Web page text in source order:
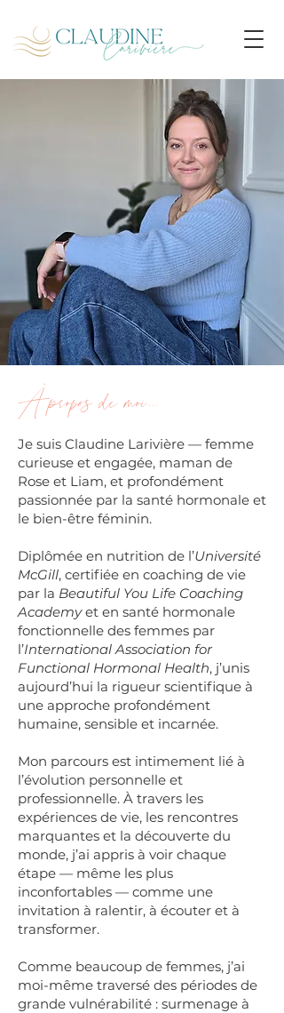
À propos de moi...
Je suis Claudine Larivière — femme
curieuse et engagée, maman de
Rose et Liam, et profondément
passionnée par la santé hormonale et
le bien-être féminin.
Diplômée en nutrition de l’Université
McGill, certifiée en coaching de vie
par la Beautiful You Life Coaching
Academyet en santé hormonale
fonctionnelle des femmes par
l’International Association for
Functional Hormonal Health, j’unis
aujourd’hui la rigueur scientifique à
une approche profondément
humaine, sensible et incarnée.
Mon parcours est intimement lié à
l’évolution personnelle et
professionnelle. À travers les
expériences de vie, les rencontres
marquantes et la découverte du
monde, j’ai appris à voir chaque
étape — même les plus
inconfortables — comme une
invitation à ralentir, à écouter et à
transformer.
Comme beaucoup de femmes, j’ai
moi-même traversé des périodes de
grande vulnérabilité : surmenage à